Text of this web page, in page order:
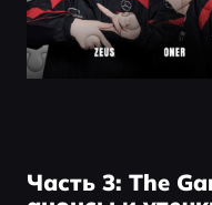
Часть 3: The